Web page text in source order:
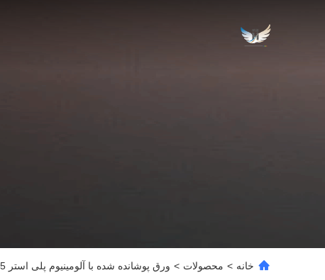
خانه > محصولات > ورق پوشانده شده با آلومینیوم پلی استر 0.25 تا 1.2 میلی متر